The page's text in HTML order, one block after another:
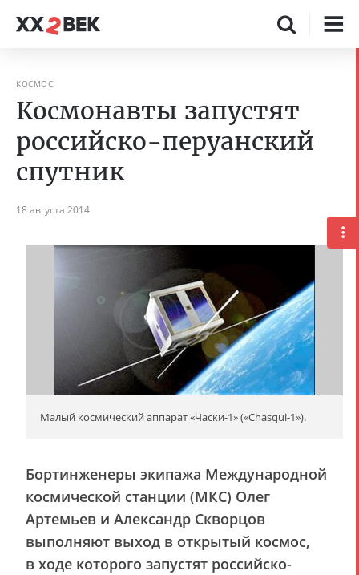
КОСМОС
Космонавты запустят
российско-перуанский
спутник
18 августа 2014
Малый космический аппарат «Часки-1» («Chasqui-1»).
Бортинженеры экипажа Международной
космической станции (МКС) Олег
Артемьев и Александр Скворцов
выполняют выход в открытый космос,
в ходе которого запустят российско-